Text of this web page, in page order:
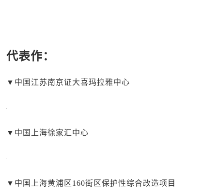
代表作：
▼中国江苏南京证大喜玛拉雅中心
▼中国上海徐家汇中心
▼中国上海黄浦区160街区保护性综合改造项目